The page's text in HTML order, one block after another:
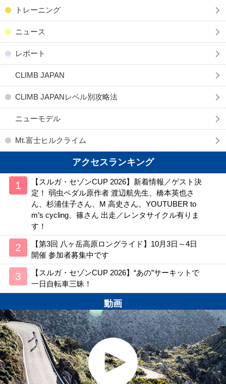
トレーニング
ニュース
レポート
CLIMB JAPAN
CLIMB JAPANレベル別攻略法
ニューモデル
Mt.富士ヒルクライム
アクセスランキング
【スルガ・セゾンCUP 2026】新着情報／ゲスト決
定！ 弱虫ペダル原作者 渡辺航先生、橋本英也さ
ん、杉浦佳子さん、M 高史さん。YOUTUBER to
m’s cycling、篠さん 出走／レンタサイクル有りま
す！
【第3回 八ヶ岳高原ロングライド】10月3日～4日
開催 参加者募集中です
【スルガ・セゾンCUP 2026】“あの”サーキットで
一日自転車三昧！
動画